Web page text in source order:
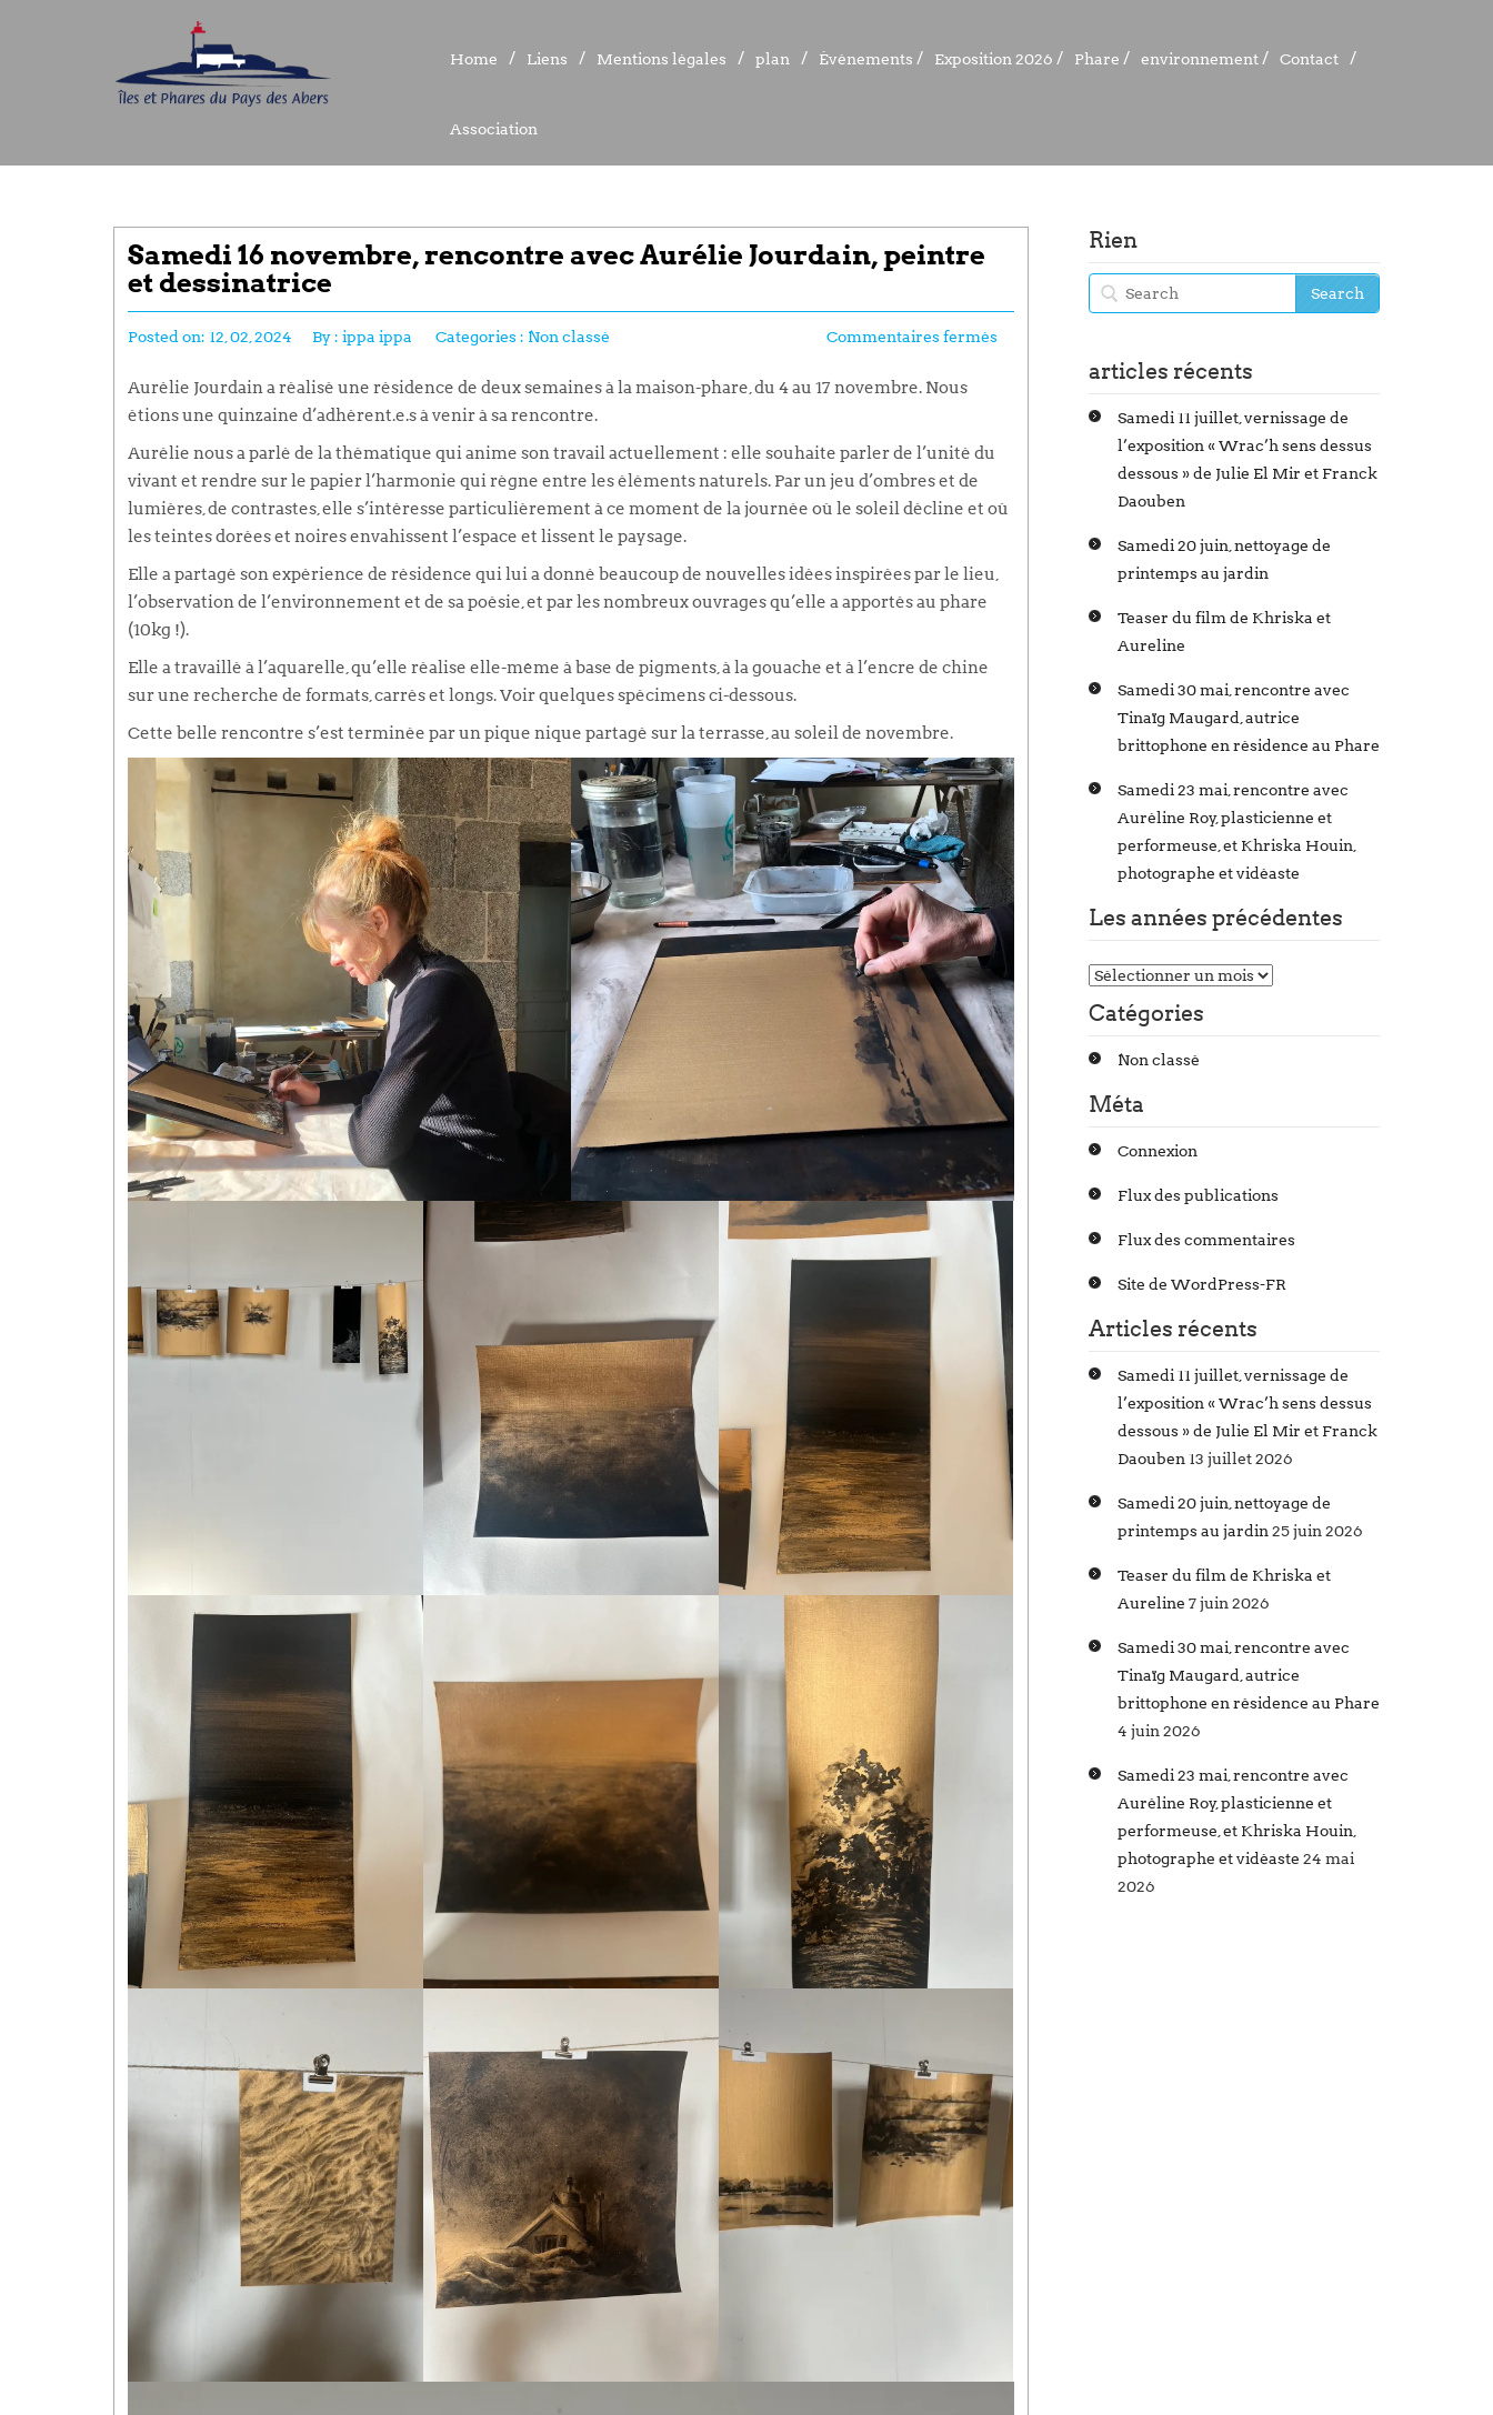
Home Liens Mentions légales plan Événements Exposition 2026 Phare environnement Contact
Association
Home Liens Mentions légales plan Événements Exposition 2026 Phare environnement Contact
Association
Samedi 16 novembre, rencontre avec Aurélie Jourdain, peintre
et dessinatrice
Posted on: 12, 02, 2024 By : ippa ippa Categories : Non classé Commentaires fermés
Aurélie Jourdain a réalisé une résidence de deux semaines à la maison-phare, du 4 au 17 novembre. Nous
étions une quinzaine d’adhérent.e.s à venir à sa rencontre.
Aurélie nous a parlé de la thématique qui anime son travail actuellement : elle souhaite parler de l’unité du
vivant et rendre sur le papier l’harmonie qui règne entre les éléments naturels. Par un jeu d’ombres et de
lumières, de contrastes, elle s’intéresse particulièrement à ce moment de la journée où le soleil décline et où
les teintes dorées et noires envahissent l’espace et lissent le paysage.
Elle a partagé son expérience de résidence qui lui a donné beaucoup de nouvelles idées inspirées par le lieu,
l’observation de l’environnement et de sa poésie, et par les nombreux ouvrages qu’elle a apportés au phare
(10kg !).
Elle a travaillé à l’aquarelle, qu’elle réalise elle-même à base de pigments, à la gouache et à l’encre de chine
sur une recherche de formats, carrés et longs. Voir quelques spécimens ci-dessous.
Cette belle rencontre s’est terminée par un pique nique partagé sur la terrasse, au soleil de novembre.
Rien
articles récents
Samedi 11 juillet, vernissage de
l’exposition « Wrac’h sens dessus
dessous » de Julie El Mir et Franck
Daouben
Samedi 20 juin, nettoyage de
printemps au jardin
Teaser du film de Khriska et
Aureline
Samedi 30 mai, rencontre avec
Tinaïg Maugard, autrice
brittophone en résidence au Phare
Samedi 23 mai, rencontre avec
Auréline Roy, plasticienne et
performeuse, et Khriska Houin,
photographe et vidéaste
Les années précédentes
Catégories
Non classé
Méta
Connexion
Flux des publications
Flux des commentaires
Site de WordPress-FR
Articles récents
Samedi 11 juillet, vernissage de
l’exposition « Wrac’h sens dessus
dessous » de Julie El Mir et Franck
Daouben 13 juillet 2026
Samedi 20 juin, nettoyage de
printemps au jardin 25 juin 2026
Teaser du film de Khriska et
Aureline 7 juin 2026
Samedi 30 mai, rencontre avec
Tinaïg Maugard, autrice
brittophone en résidence au Phare
4 juin 2026
Samedi 23 mai, rencontre avec
Auréline Roy, plasticienne et
performeuse, et Khriska Houin,
photographe et vidéaste 24 mai
2026